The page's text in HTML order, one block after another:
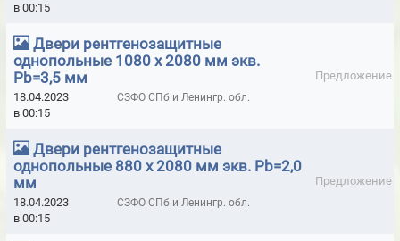
ОРОСИТЕЛИ TYCO ДЛЯ СКЛАДСКИХ ПОМЕЩЕНИЙ И
СПЕЦИАЛЬНЫЕ
ОРОСИТЕЛИ TYCO ОБЩЕГО НАЗНАЧЕНИЯ
ОРОСИТЕЛИ TYCO СКРЫТЫЕ
ОРОСИТЕЛИ TYCO УНИВЕРСАЛЬНЫЕ
ОРОСИТЕЛИ ГОРИЗОНТАЛЬНЫЕ
ОРОСИТЕЛИ ДЛЯ СКЛАДСКИХ ПОМЕЩЕНИЙ И СПЕЦИАЛЬНЫЕ
в 00:15
Двери рентгенозащитные
однопольные 1080 х 2080 мм экв.
Pb=3,5 мм
Предложение
18.04.2023
в 00:15
СЗФО СПб и Ленингр. обл.
Двери рентгенозащитные
однопольные 880 х 2080 мм экв. Pb=2,0
мм
Предложение
18.04.2023
в 00:15
СЗФО СПб и Ленингр. обл.